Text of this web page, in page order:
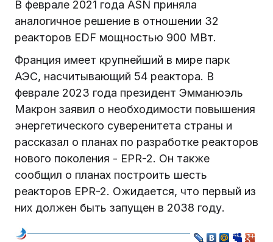
В феврале 2021 года ASN приняла
аналогичное решение в отношении 32
реакторов EDF мощностью 900 МВт.
Франция имеет крупнейший в мире парк
АЭС, насчитывающий 54 реактора. В
феврале 2023 года президент Эмманюэль
Макрон заявил о необходимости повышения
энергетического суверенитета страны и
рассказал о планах по разработке реакторов
нового поколения - EPR-2. Он также
сообщил о планах построить шесть
реакторов EPR-2. Ожидается, что первый из
них должен быть запущен в 2038 году.